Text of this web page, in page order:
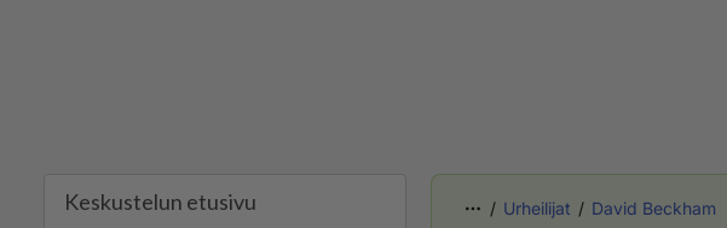
Keskustelun etusivu Urheilijat David Beckham